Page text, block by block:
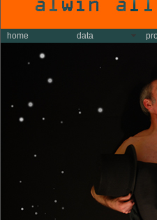
home data